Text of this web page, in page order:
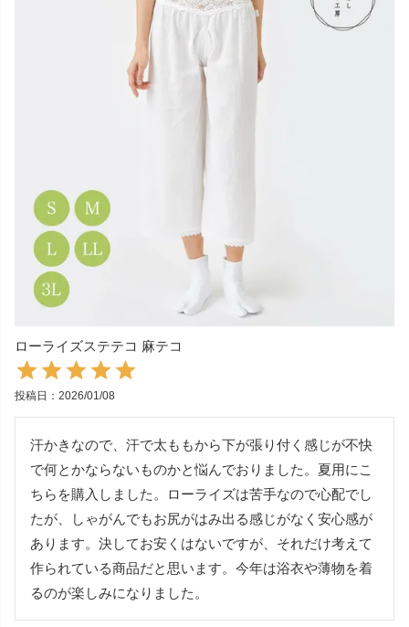
ローライズステテコ 麻テコ
投稿日 2026/01/08
汗かきなので、汗で太ももから下が張り付く感じが不快
で何とかならないものかと悩んでおりました。夏用にこ
ちらを購入しました。ローライズは苦手なので心配でし
たが、しゃがんでもお尻がはみ出る感じがなく安心感が
あります。決してお安くはないですが、それだけ考えて
作られている商品だと思います。今年は浴衣や薄物を着
るのが楽しみになりました。